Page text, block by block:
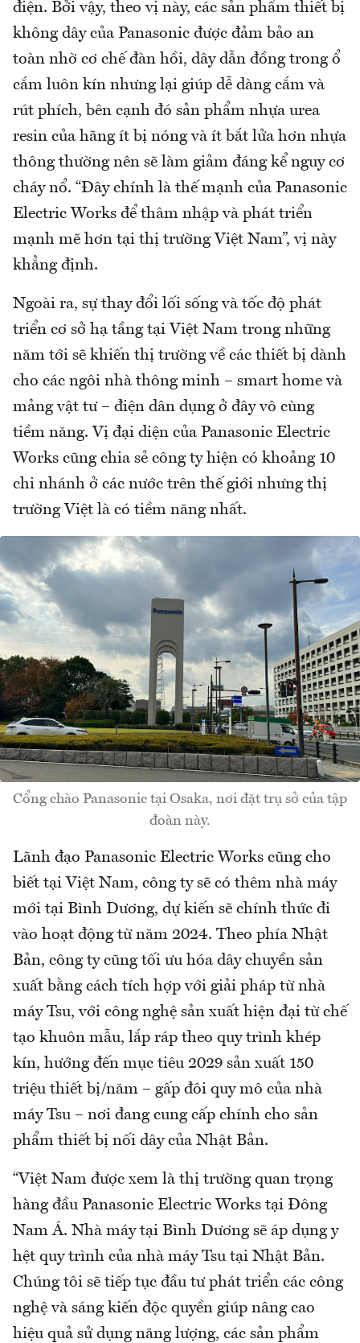
điện. Bởi vậy, theo vị này, các sản phẩm thiết bị
không dây của Panasonic được đảm bảo an
toàn nhờ cơ chế đàn hồi, dây dẫn đồng trong ổ
cắm luôn kín nhưng lại giúp dễ dàng cắm và
rút phích, bên cạnh đó sản phẩm nhựa urea
resin của hãng ít bị nóng và ít bắt lửa hơn nhựa
thông thường nên sẽ làm giảm đáng kể nguy cơ
cháy nổ. “Đây chính là thế mạnh của Panasonic
Electric Works để thâm nhập và phát triển
mạnh mẽ hơn tại thị trường Việt Nam”, vị này
khẳng định.
Ngoài ra, sự thay đổi lối sống và tốc độ phát
triển cơ sở hạ tầng tại Việt Nam trong những
năm tới sẽ khiến thị trường về các thiết bị dành
cho các ngôi nhà thông minh – smart home và
mảng vật tư – điện dân dụng ở đây vô cùng
tiềm năng. Vị đại diện của Panasonic Electric
Works cũng chia sẻ công ty hiện có khoảng 10
chi nhánh ở các nước trên thế giới nhưng thị
trường Việt là có tiềm năng nhất.
Cổng chào Panasonic tại Osaka, nơi đặt trụ sở của tập
đoàn này.
Lãnh đạo Panasonic Electric Works cũng cho
biết tại Việt Nam, công ty sẽ có thêm nhà máy
mới tại Bình Dương, dự kiến sẽ chính thức đi
vào hoạt động từ năm 2024. Theo phía Nhật
Bản, công ty cũng tối ưu hóa dây chuyền sản
xuất bằng cách tích hợp với giải pháp từ nhà
máy Tsu, với công nghệ sản xuất hiện đại từ chế
tạo khuôn mẫu, lắp ráp theo quy trình khép
kín, hướng đến mục tiêu 2029 sản xuất 150
triệu thiết bị/năm – gấp đôi quy mô của nhà
máy Tsu – nơi đang cung cấp chính cho sản
phẩm thiết bị nối dây của Nhật Bản.
“Việt Nam được xem là thị trường quan trọng
hàng đầu Panasonic Electric Works tại Đông
Nam Á. Nhà máy tại Bình Dương sẽ áp dụng y
hệt quy trình của nhà máy Tsu tại Nhật Bản.
Chúng tôi sẽ tiếp tục đầu tư phát triển các công
nghệ và sáng kiến độc quyền giúp nâng cao
hiệu quả sử dụng năng lượng, các sản phẩm